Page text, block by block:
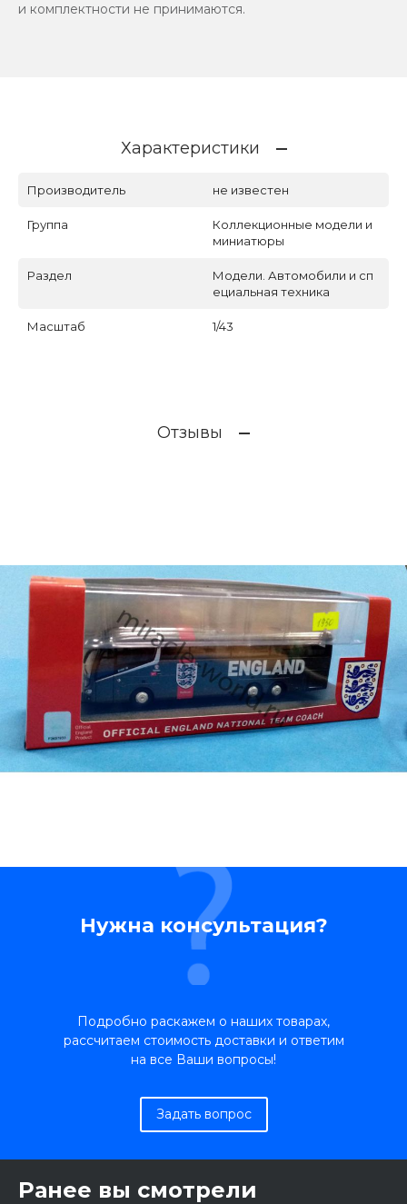
и комплектности не принимаются.
Характеристики
Производитель не известен
Группа
Коллекционные модели и
миниатюры
Раздел
Модели. Автомобили и сп
ециальная техника
Масштаб 1/43
Отзывы
Нужна консультация?
Подробно раскажем о наших товарах,
рассчитаем стоимость доставки и ответим
на все Ваши вопросы!
Задать вопрос
Ранее вы смотрели